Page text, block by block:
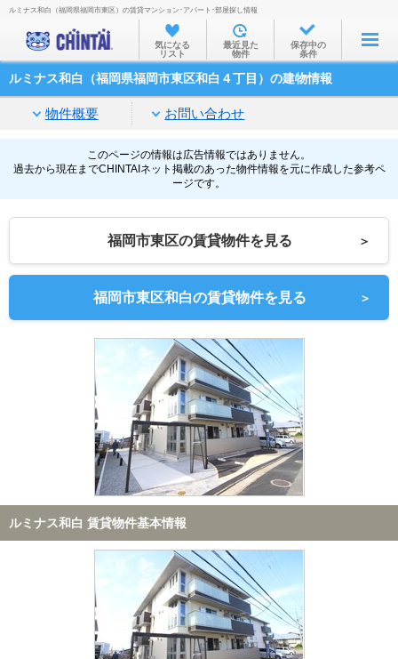
お部屋を探す
沿線・駅から
家賃相場から
通勤通学時間から
物件特集から
不動産会社から
TOP
ルミナス和白（福岡県福岡市東区）の賃貸マンション･アパート･部屋探し情報
気になる
リスト
最近見た
物件
保存中の
条件
ルミナス和白（福岡県福岡市東区和白４丁目）の建物情報
物件概要 お問い合わせ
このページの情報は広告情報ではありません。
過去から現在までCHINTAIネット掲載のあった物件情報を元に作成した参考ペ
ージです。
福岡市東区の賃貸物件を見る ＞
福岡市東区和白の賃貸物件を見る ＞
ルミナス和白 賃貸物件基本情報